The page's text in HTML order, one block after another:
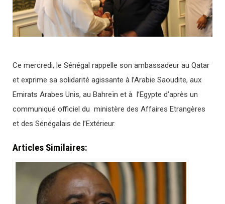
Ce mercredi, le Sénégal rappelle son ambassadeur au Qatar
et exprime sa solidarité agissante à l’Arabie Saoudite, aux
Emirats Arabes Unis, au Bahreïn et à l’Egypte d’après un
communiqué officiel du ministère des Affaires Etrangères
et des Sénégalais de l’Extérieur.
Articles Similaires: